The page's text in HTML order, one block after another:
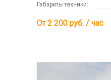
Габариты техники:
От 2 200 руб. / час